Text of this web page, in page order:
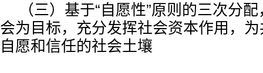
（三）基于“自愿性”原则的三次分
会为目标，充分发挥社会资本作用，
自愿和信任的社会土壤